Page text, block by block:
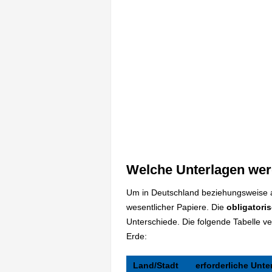
Welche Unterlagen
Um in Deutschland
wesentlicher Papiere. Die
Unterschiede. Die folgende Tabelle
Erde:
Land/Stadt erforderliche